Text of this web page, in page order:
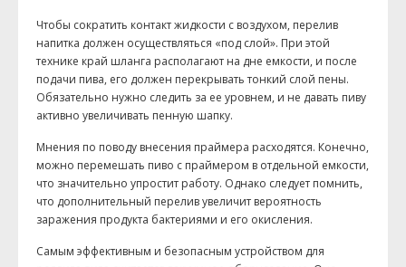
Чтобы сократить контакт жидкости с воздухом, перелив
напитка должен осуществляться «под слой». При этой
технике край шланга располагают на дне емкости, и после
подачи пива, его должен перекрывать тонкий слой пены.
Обязательно нужно следить за ее уровнем, и не давать пиву
активно увеличивать пенную шапку.
Мнения по поводу внесения праймера расходятся. Конечно,
можно перемешать пиво с праймером в отдельной емкости,
что значительно упростит работу. Однако следует помнить,
что дополнительный перелив увеличит вероятность
заражения продукта бактериями и его окисления.
Самым эффективным и безопасным устройством для